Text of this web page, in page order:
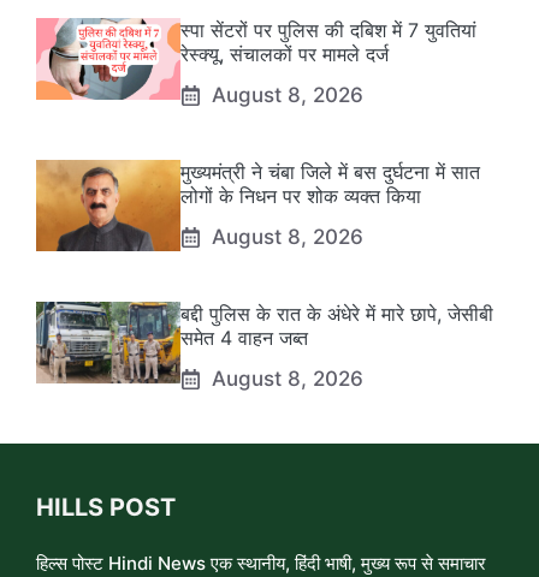
स्पा सेंटरों पर पुलिस की दबिश में 7 युवतियां
रेस्क्यू, संचालकों पर मामले दर्ज
August 8, 2026
मुख्यमंत्री ने चंबा जिले में बस दुर्घटना में सात
लोगों के निधन पर शोक व्यक्त किया
August 8, 2026
बद्दी पुलिस के रात के अंधेरे में मारे छापे, जेसीबी
समेत 4 वाहन जब्त
August 8, 2026
HILLS POST
हिल्स पोस्ट Hindi News एक स्थानीय, हिंदी भाषी, मुख्य रूप से समाचार